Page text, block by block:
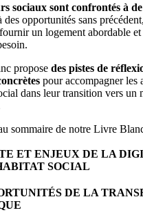
sociaux sont confrontés à
des opportunités sans
un logement abordable
propose des pistes de
pour accompagner les
dans leur transition vers un
sommaire de notre Livre
ET ENJEUX DE LA
SOCIAL
DE LA